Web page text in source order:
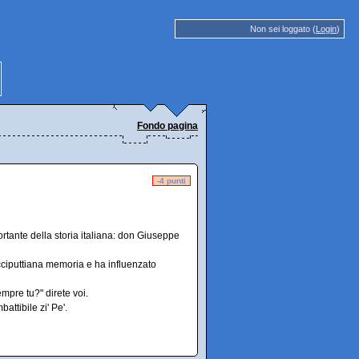
Non sei loggato (Login)
Fondo pagina
-4 punti
della storia italiana: don Giuseppe
memoria e ha influenzato
tu?" direte voi.
zi' Pe'.